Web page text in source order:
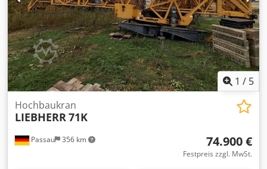
1 / 5
Passau 356 km
Hochbaukran
LIEBHERR71K
74.900 €
Festpreis zzgl. MwSt.